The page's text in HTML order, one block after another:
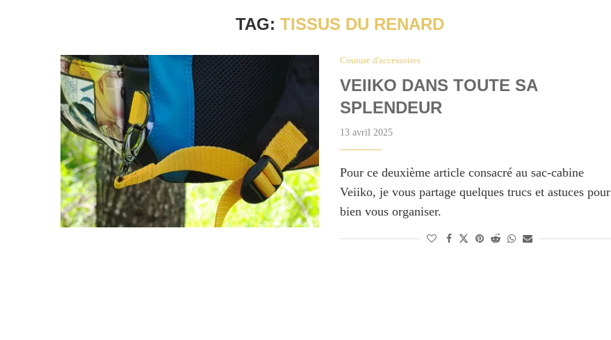
TAG:TISSUS DU RENARD
Couture d'accessoires
VEIIKO DANS TOUTE SA
SPLENDEUR
13 avril 2025
Pour ce deuxième article consacré au sac-cabine
Veiiko, je vous partage quelques trucs et astuces pour
bien vous organiser.